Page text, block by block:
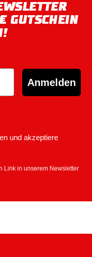
GUTSCHEIN
Anmelden
und akzeptiere
Link in unserem Newsletter